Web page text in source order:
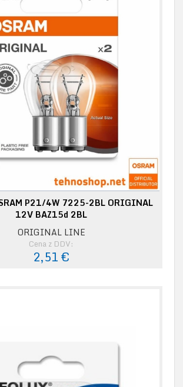
P21/4W 7225-2BL ORIGINAL
12V BAZ15d 2BL
ORIGINAL LINE
Cena z DDV:
2,51 €